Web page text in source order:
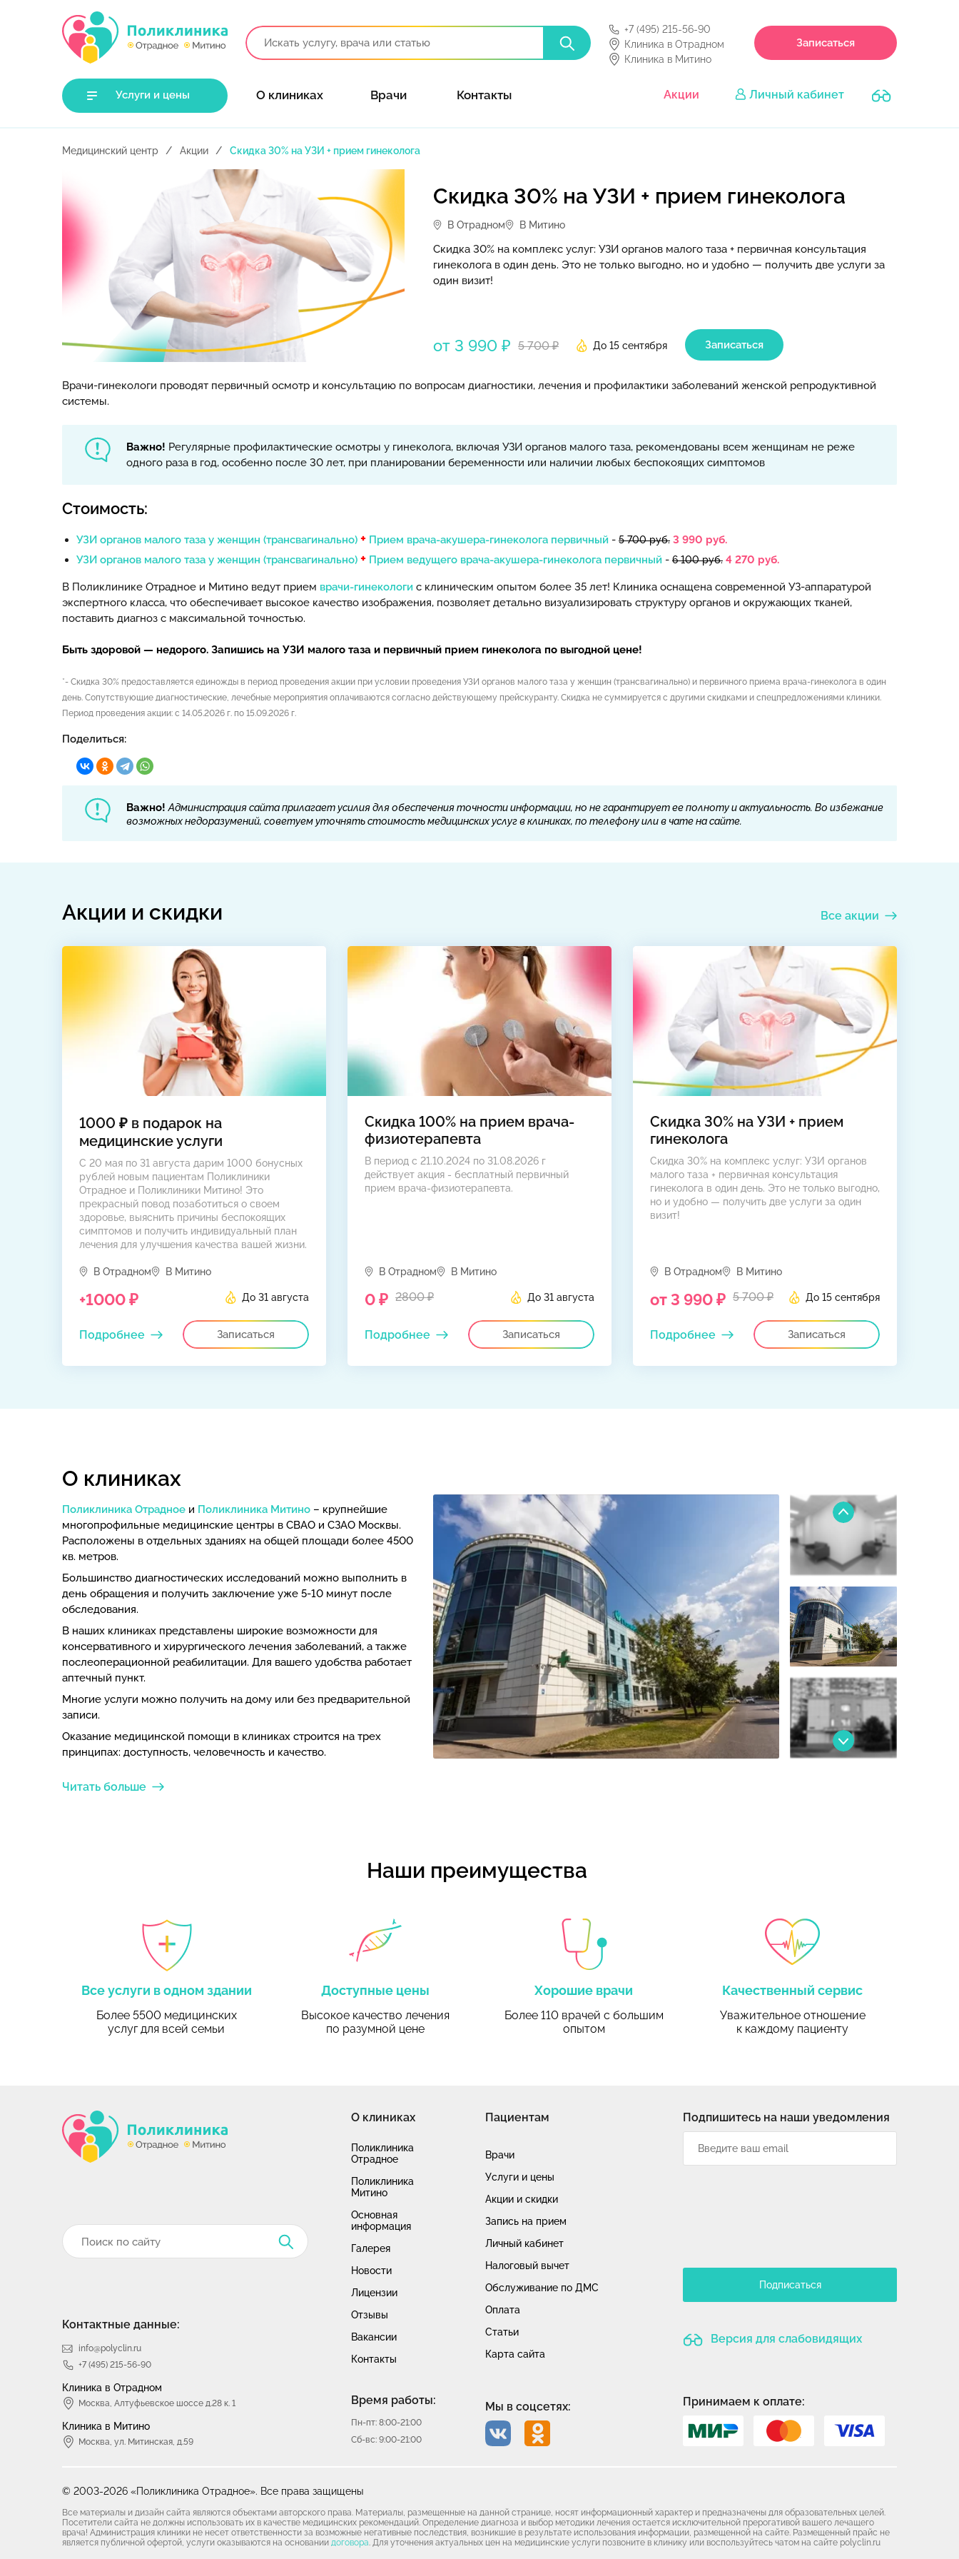
+7 (495) 215-56-90
Клиника в Отрадном
Клиника в Митино
Записаться
Услуги и цены О клиниках Врачи Контакты Акции Личный кабинет
Медицинский центр Акции Скидка 30% на УЗИ + прием гинеколога
Скидка 30% на УЗИ + прием гинеколога
В Отрадном В Митино
Скидка 30% на комплекс услуг: УЗИ органов малого таза + первичная консультация
гинеколога в один день. Это не только выгодно, но и удобно — получить две услуги за
один визит!
от 3 990 ₽ 5 700 ₽ До 15 сентября Записаться
Врачи-гинекологи проводят первичный осмотр и консультацию по вопросам диагностики, лечения и профилактики заболеваний женской репродуктивной
системы.
Важно! Регулярные профилактические осмотры у гинеколога, включая УЗИ органов малого таза, рекомендованы всем женщинам не реже
одного раза в год, особенно после 30 лет, при планировании беременности или наличии любых беспокоящих симптомов
Стоимость:
УЗИ органов малого таза у женщин (трансвагинально) + Прием врача-акушера-гинеколога первичный - 5 700 руб. 3 990 руб.
УЗИ органов малого таза у женщин (трансвагинально) + Прием ведущего врача-акушера-гинеколога первичный - 6 100 руб. 4 270 руб.
В Поликлинике Отрадное и Митино ведут прием врачи-гинекологи с клиническим опытом более 35 лет! Клиника оснащена современной УЗ-аппаратурой
экспертного класса, что обеспечивает высокое качество изображения, позволяет детально визуализировать структуру органов и окружающих тканей,
поставить диагноз с максимальной точностью.
Быть здоровой — недорого. Запишись на УЗИ малого таза и первичный прием гинеколога по выгодной цене!
*- Скидка 30% предоставляется единожды в период проведения акции при условии проведения УЗИ органов малого таза у женщин (трансвагинально) и первичного приема врача-гинеколога в один
день. Сопутствующие диагностические, лечебные мероприятия оплачиваются согласно действующему прейскуранту. Скидка не суммируется с другими скидками и спецпредложениями клиники.
Период проведения акции: с 14.05.2026 г. по 15.09.2026 г.
Поделиться:
Важно! Администрация сайта прилагает усилия для обеспечения точности информации, но не гарантирует ее полноту и актуальность. Во избежание
возможных недоразумений, советуем уточнять стоимость медицинских услуг в клиниках, по телефону или в чате на сайте.
Все акции
Акции и скидки
1000 ₽ в подарок на
медицинские услуги
С 20 мая по 31 августа дарим 1000 бонусных
рублей новым пациентам Поликлиники
Отрадное и Поликлиники Митино! Это
прекрасный повод позаботиться о своем
здоровье, выяснить причины беспокоящих
симптомов и получить индивидуальный план
лечения для улучшения качества вашей жизни.
В Отрадном В Митино
До 31 августа
+1000 ₽
Записаться
Подробнее
Скидка 100% на прием врача-
физиотерапевта
В период с 21.10.2024 по 31.08.2026 г
действует акция - бесплатный первичный
прием врача-физиотерапевта.
В Отрадном В Митино
До 31 августа
0 ₽ 2800 ₽
Записаться
Подробнее
Скидка 30% на УЗИ + прием
гинеколога
Скидка 30% на комплекс услуг: УЗИ органов
малого таза + первичная консультация
гинеколога в один день. Это не только выгодно,
но и удобно — получить две услуги за один
визит!
В Отрадном В Митино
До 15 сентября
от 3 990 ₽ 5 700 ₽
Записаться
Подробнее
О клиниках
Поликлиника Отрадное и Поликлиника Митино – крупнейшие
многопрофильные медицинские центры в СВАО и СЗАО Москвы.
Расположены в отдельных зданиях на общей площади более 4500
кв. метров.
Большинство диагностических исследований можно выполнить в
день обращения и получить заключение уже 5-10 минут после
обследования.
В наших клиниках представлены широкие возможности для
консервативного и хирургического лечения заболеваний, а также
послеоперационной реабилитации. Для вашего удобства работает
аптечный пункт.
Многие услуги можно получить на дому или без предварительной
записи.
Оказание медицинской помощи в клиниках строится на трех
принципах: доступность, человечность и качество.
Читать больше
Наши преимущества
Все услуги в одном здании
Более 5500 медицинских
услугдля всей семьи
Доступные цены
Высокое качество лечения
по разумной цене
Хорошие врачи
Более 110 врачей с большим
опытом
Качественный сервис
Уважительное отношение
к каждому пациенту
Контактные данные:
info@polyclin.ru
+7 (495) 215-56-90
Клиника в Отрадном
Москва, Алтуфьевское шоссе д.28 к. 1
Клиника в Митино
Москва, ул. Митинская, д.59
О клиниках
Поликлиника
Отрадное
Поликлиника
Митино
Основная
информация
Галерея
Новости
Лицензии
Отзывы
Вакансии
Контакты
Время работы:
Пн-пт: 8:00-21:00
Сб-вс: 9:00-21:00
Пациентам
Врачи
Услуги и цены
Акции и скидки
Запись на прием
Личный кабинет
Налоговый вычет
Обслуживание по ДМС
Оплата
Статьи
Карта сайта
Мы в соцсетях:
Подпишитесь на наши уведомления
Подписаться
Версия для слабовидящих
Принимаем к оплате:
© 2003-2026 «Поликлиника Отрадное». Все права защищены
Все материалы и дизайн сайта являются объектами авторского права. Материалы, размещенные на данной странице, носят информационный характер и предназначены для образовательных целей.
Посетители сайта не должны использовать их в качестве медицинских рекомендаций. Определение диагноза и выбор методики лечения остается исключительной прерогативой вашего лечащего
врача! Администрация клиники не несет ответственности за возможные негативные последствия, возникшие в результате использования информации, размещенной на сайте. Размещенный прайс не
является публичной офертой, услуги оказываются на основании договора. Для уточнения актуальных цен на медицинские услуги позвоните в клинику или воспользуйтесь чатом на сайте polyclin.ru